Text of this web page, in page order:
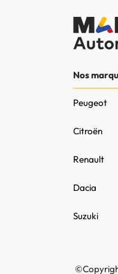
Nos
Peugeot
Citroën
Renault
Dacia
Suzuki